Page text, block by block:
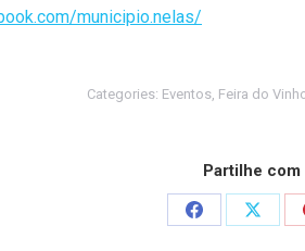
municipio.nelas/
Categories: Eventos Feira do
Partilhe com
Share
Share